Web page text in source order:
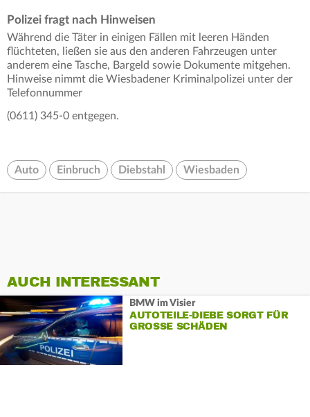
Polizei fragt nach Hinweisen
Während die Täter in einigen Fällen mit leeren Händen
flüchteten, ließen sie aus den anderen Fahrzeugen unter
anderem eine Tasche, Bargeld sowie Dokumente mitgehen.
Hinweise nimmt die Wiesbadener Kriminalpolizei unter der
Telefonnummer
(0611) 345-0 entgegen.
Auto Einbruch Diebstahl Wiesbaden
AUCH INTERESSANT
BMW im Visier
AUTOTEILE-DIEBE SORGT FÜR
GROSSE SCHÄDEN